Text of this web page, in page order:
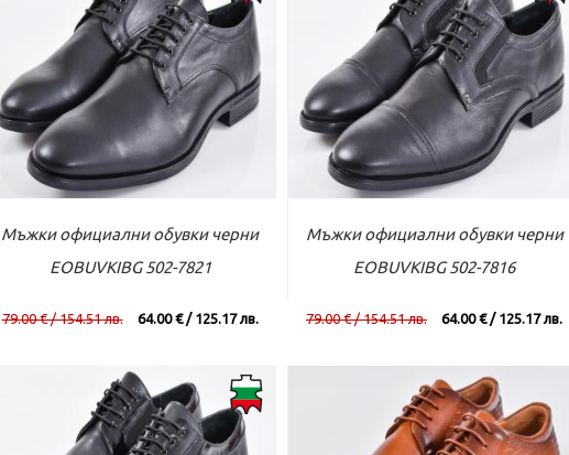
Към касата Виж повече
Мъжки официални обувки черни
EOBUVKIBG 502-7821
79.00 € / 154.51 лв. 64.00 € / 125.17 лв.
Към касата Виж повече
Мъжки официални обувки черни
EOBUVKIBG 502-7816
79.00 € / 154.51 лв. 64.00 € / 125.17 лв.